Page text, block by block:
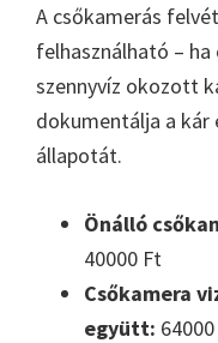
A csőkamerás
felhasználható –
szennyvíz okozott
dokumentálja a kár
állapotát.
Önálló
40000 Ft
Csőkamera
együtt: